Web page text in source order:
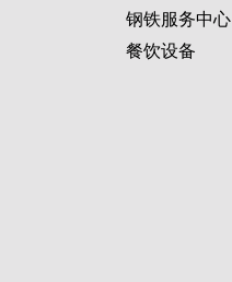
钢铁服务中心
餐饮设备